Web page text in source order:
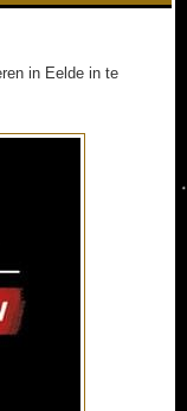
in Eelde in te